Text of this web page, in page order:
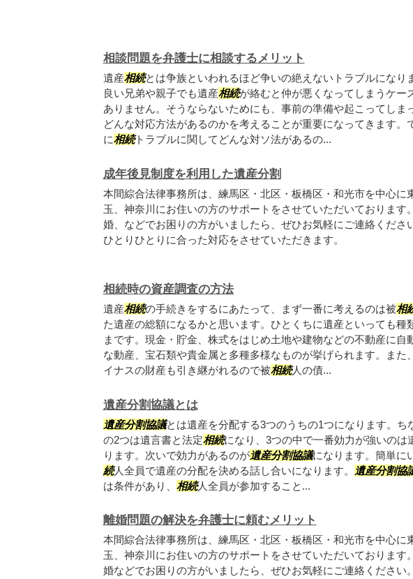
相談問題を弁護士に相談するメリット
遺産相続とは争族といわれるほど争いの絶えないトラブルになり
良い兄弟や親子でも遺産相続が絡むと仲が悪くなってしまうケー
ありません。そうならないためにも、事前の準備や起こってしま
どんな対応方法があるのかを考えることが重要になってきます。
に相続トラブルに関してどんな対ソ法があるの...
成年後見制度を利用した遺産分割
本間綜合法律事務所は、練馬区・北区・板橋区・和光市を中心に
玉、神奈川にお住いの方のサポートをさせていただいております。
婚、などでお困りの方がいましたら、ぜひお気軽にご連絡くださ
ひとりひとりに合った対応をさせていただきます。
相続時の資産調査の方法
遺産相続の手続きをするにあたって、まず一番に考えるのは被相
た遺産の総額になるかと思います。ひとくちに遺産といっても種
まです。現金・貯金、株式をはじめ土地や建物などの不動産に自
な動産、宝石類や貴金属と多種多様なものが挙げられます。また
イナスの財産も引き継がれるので被相続人の債...
遺産分割協議とは
遺産分割協議とは遺産を分配する3つのうちの1つになります。ち
の2つは遺言書と法定相続になり、3つの中で一番効力が強いのは
ります。次いで効力があるのが遺産分割協議になります。簡単に
続人全員で遺産の分配を決める話し合いになります。 遺産分割協
は条件があり、 相続人全員が参加すること...
離婚問題の解決を弁護士に頼むメリット
本間綜合法律事務所は、練馬区・北区・板橋区・和光市を中心に
玉、神奈川にお住いの方のサポートをさせていただいております。
婚などでお困りの方がいましたら、ぜひお気軽にご連絡ください